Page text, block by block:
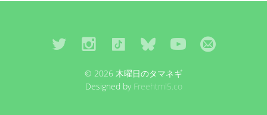
© 2026 木曜日のタマネギ
Designed by Freehtml5.co